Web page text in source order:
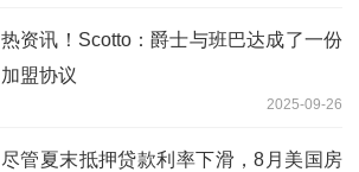
热资讯！Scotto：爵士与班巴达成了一份
加盟协议
2025-09-26
尽管夏末抵押贷款利率下滑，8月美国房